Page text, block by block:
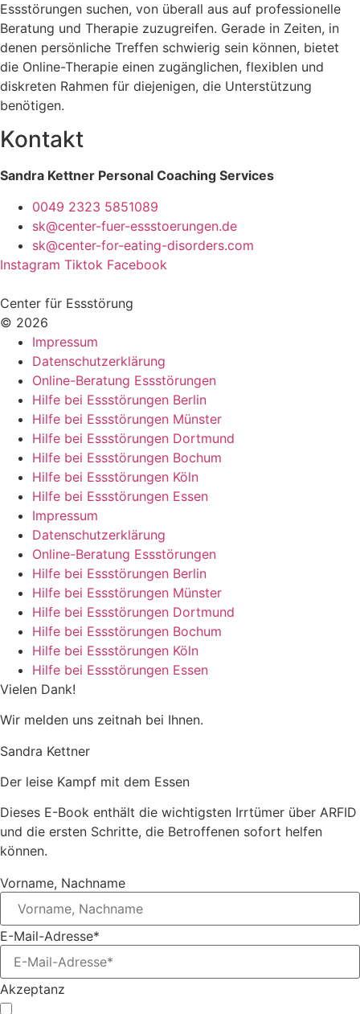
Essstörungen suchen, von überall aus auf professionelle
Beratung und Therapie zuzugreifen. Gerade in Zeiten, in
denen persönliche Treffen schwierig sein können, bietet
die Online-Therapie einen zugänglichen, flexiblen und
diskreten Rahmen für diejenigen, die Unterstützung
benötigen.
Kontakt
Sandra Kettner Personal Coaching Services
0049 2323 5851089
sk@center-fuer-essstoerungen.de
sk@center-for-eating-disorders.com
Instagram Tiktok Facebook
Center für Essstörung
© 2026
Impressum
Datenschutzerklärung
Online-Beratung Essstörungen
Hilfe bei Essstörungen Berlin
Hilfe bei Essstörungen Münster
Hilfe bei Essstörungen Dortmund
Hilfe bei Essstörungen Bochum
Hilfe bei Essstörungen Köln
Hilfe bei Essstörungen Essen
Impressum
Datenschutzerklärung
Online-Beratung Essstörungen
Hilfe bei Essstörungen Berlin
Hilfe bei Essstörungen Münster
Hilfe bei Essstörungen Dortmund
Hilfe bei Essstörungen Bochum
Hilfe bei Essstörungen Köln
Hilfe bei Essstörungen Essen
Vielen Dank!
Wir melden uns zeitnah bei Ihnen.
Sandra Kettner
Der leise Kampf mit dem Essen
Dieses E-Book enthält die wichtigsten Irrtümer über ARFID
und die ersten Schritte, die Betroffenen sofort helfen
können.
Vorname, Nachname
E-Mail-Adresse*
Akzeptanz